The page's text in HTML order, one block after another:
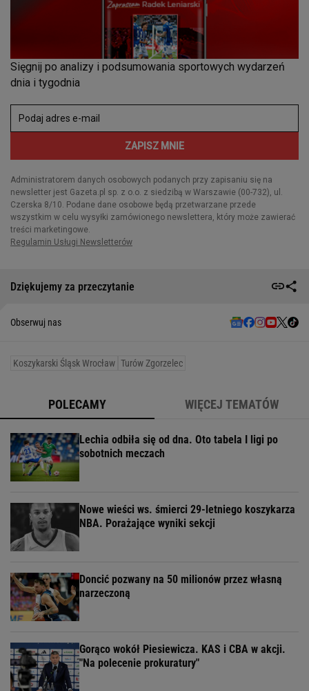
Dziękujemy za przeczytanie
Obserwuj nas
Koszykarski Śląsk Wrocław Turów Zgorzelec
POLECAMY WIĘCEJ TEMATÓW
Lechia odbiła się od dna. Oto tabela I ligi po
sobotnich meczach
Nowe wieści ws. śmierci 29-letniego koszykarza
NBA. Porażające wyniki sekcji
Doncić pozwany na 50 milionów przez własną
narzeczoną
Gorąco wokół Piesiewicza. KAS i CBA w akcji.
"Na polecenie prokuratury"